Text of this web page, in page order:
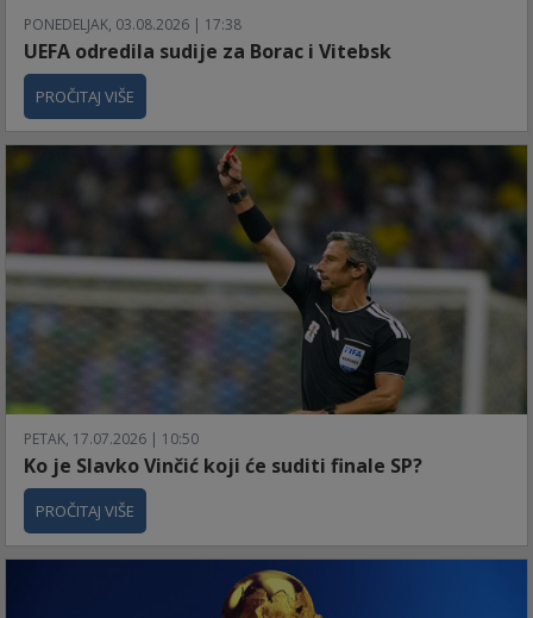
PONEDELJAK, 03.08.2026 | 17:38
UEFA odredila sudije za Borac i Vitebsk
PROČITAJ VIŠE
PETAK, 17.07.2026 | 10:50
Ko je Slavko Vinčić koji će suditi finale SP?
PROČITAJ VIŠE